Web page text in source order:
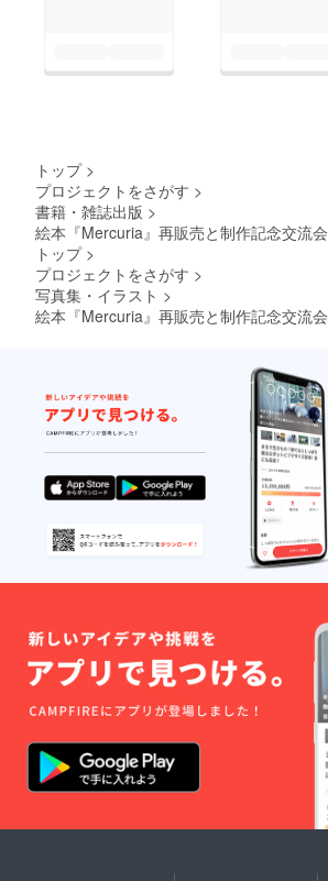
トップ >
プロジェクトをさがす >
書籍・雑誌出版 >
絵本『Mercuria』再販売と制作記念交流会
トップ >
プロジェクトをさがす >
写真集・イラスト >
絵本『Mercuria』再販売と制作記念交流会